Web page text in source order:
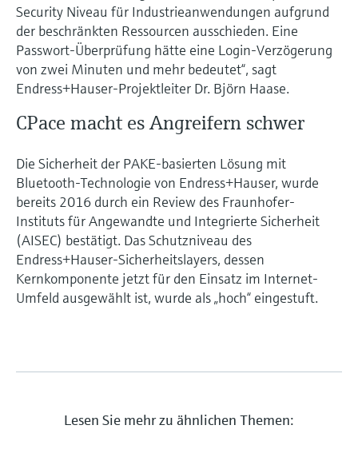
Security Niveau für Industrieanwendungen aufgrund
der beschränkten Ressourcen ausschieden. Eine
Passwort-Überprüfung hätte eine Login-Verzögerung
von zwei Minuten und mehr bedeutet“, sagt
Endress+Hauser-Projektleiter Dr. Björn Haase.
CPace macht es Angreifern schwer
Die Sicherheit der PAKE-basierten Lösung mit
Bluetooth-Technologie von Endress+Hauser, wurde
bereits 2016 durch ein Review des Fraunhofer-
Instituts für Angewandte und Integrierte Sicherheit
(AISEC) bestätigt. Das Schutzniveau des
Endress+Hauser-Sicherheitslayers, dessen
Kernkomponente jetzt für den Einsatz im Internet-
Umfeld ausgewählt ist, wurde als „hoch“ eingestuft.
Lesen Sie mehr zu ähnlichen Themen: